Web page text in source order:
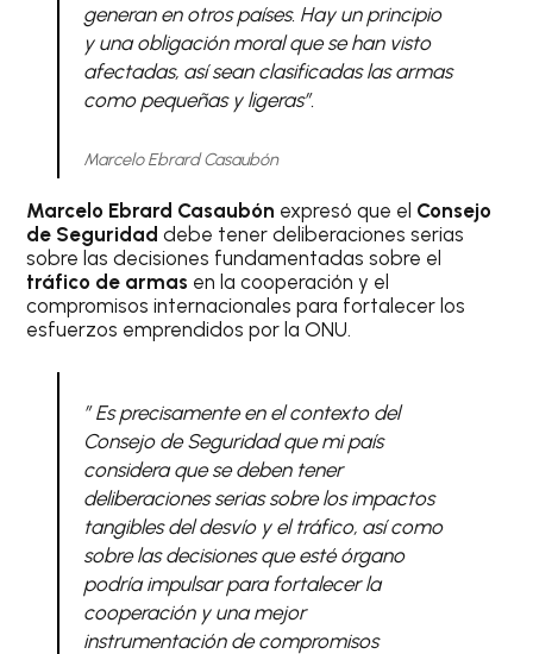
generan en otros países. Hay un principio
y una obligación moral que se han visto
afectadas, así sean clasificadas las armas
como pequeñas y ligeras”.
Marcelo Ebrard Casaubón
Marcelo Ebrard Casaubón expresó que el Consejo
de Seguridaddebe tener deliberaciones serias
sobre las decisiones fundamentadas sobre el
tráfico de armas en la cooperación y el
compromisos internacionales para fortalecer los
esfuerzos emprendidos por la ONU.
” Es precisamente en el contexto del
Consejo de Seguridad que mi país
considera que se deben tener
deliberaciones serias sobre los impactos
tangibles del desvío y el tráfico, así como
sobre las decisiones que esté órgano
podría impulsar para fortalecer la
cooperación y una mejor
instrumentación de compromisos